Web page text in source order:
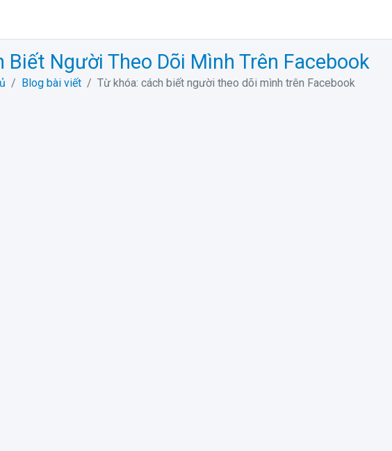
Biết Người Theo Dõi Mình Trên Facebook
Blog bài viết Từ khóa: cách biết người theo dõi mình trên Facebook